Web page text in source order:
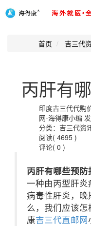
首页 吉三代
丙肝有
印度吉三代代购
网-海得康小编
分类：吉三代资
阅读( 4695 )
评论( 0 )
丙肝有哪些预防
一种由丙型肝
病毒性肝炎，
么，我们应该
康吉三代直邮网